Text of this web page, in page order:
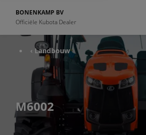
BONENKAMP BV
Officiële Kubota Dealer
‹ Landbouw
M6002